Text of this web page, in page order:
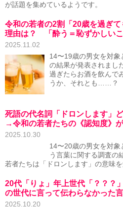
が話題を集めているようです。
令和の若者の2割「20歳を過ぎ
理由は？ 「酔う＝恥ずかしい
2025.11.02
14〜19歳の男女を対
の結果が発表されまし
過ぎたらお酒を飲んで
うか、それとも……？
死語の代名詞「ドロンします」
→令和の若者たちの《認知度》
2025.10.30
14〜20歳の男女を対
う言葉に関する調査の
若者たちは「ドロンします」の意味
20代「りょ」年上世代「？？？
の世代に言って伝わらなかった
2025.10.20